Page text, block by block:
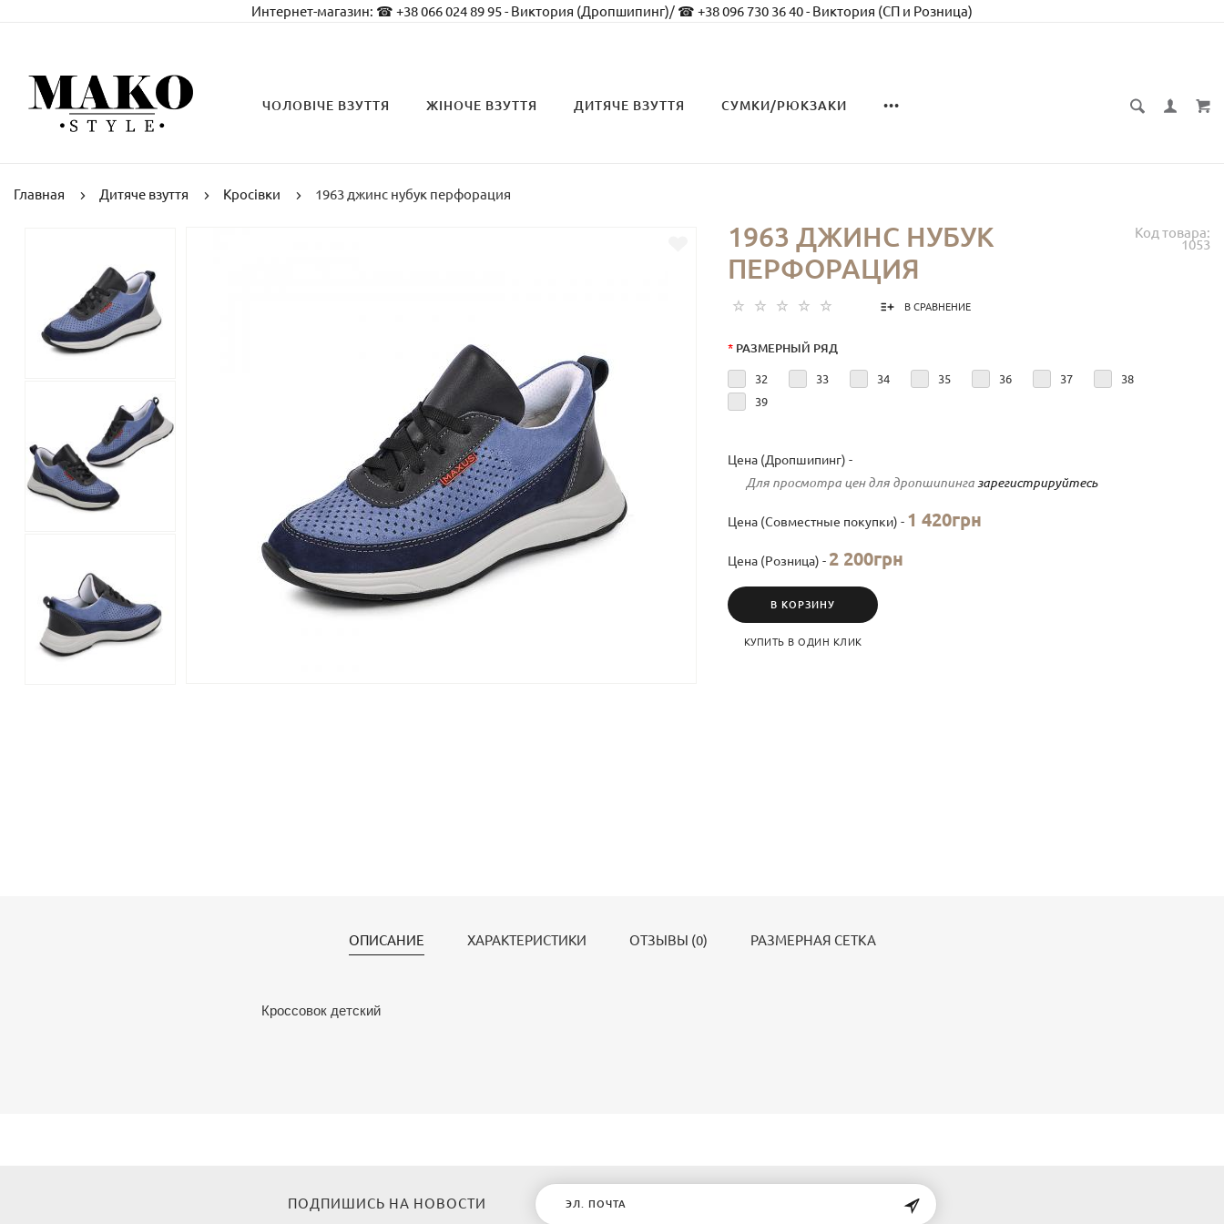
Интернет-магазин: ☎ +38 066 024 89 95 - Виктория (Дропшипинг)/ ☎ +38 096 730 36 40 - Виктория (СП и Розница)
ЧОЛОВІЧЕ ВЗУТТЯ ЖІНОЧЕ ВЗУТТЯ ДИТЯЧЕ ВЗУТТЯ СУМКИ/РЮКЗАКИ •••
Главная Дитяче взуття Кросівки 1963 джинс нубук перфорация
Код товара:
1053
1963 ДЖИНС НУБУК
ПЕРФОРАЦИЯ
В СРАВНЕНИЕ
* РАЗМЕРНЫЙ РЯД
32 33 34 35 36 37
38
39
Цена (Дропшипинг) -
Для просмотра цен для дропшипинга зарегистрируйтесь
Цена (Совместные покупки) - 1 420грн
Цена (Розница) - 2 200грн
В КОРЗИНУ
КУПИТЬ В ОДИН КЛИК
ОПИСАНИЕ ХАРАКТЕРИСТИКИ ОТЗЫВЫ (0) РАЗМЕРНАЯ СЕТКА
Кроссовок детский
ПОДПИШИСЬ НА НОВОСТИ